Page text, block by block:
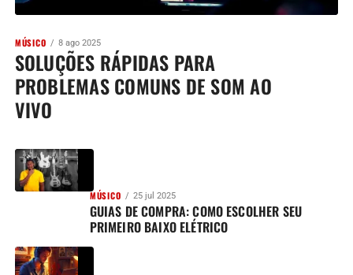
MÚSICO 8 ago 2025
SOLUÇÕES RÁPIDAS PARA
PROBLEMAS COMUNS DE SOM AO
VIVO
MÚSICO 25 jul 2025
GUIAS DE COMPRA: COMO ESCOLHER SEU
PRIMEIRO BAIXO ELÉTRICO